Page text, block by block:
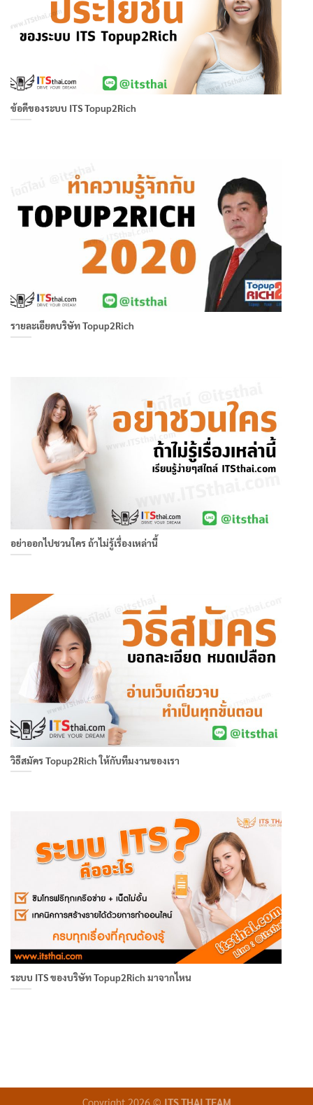
ข้อดีของระบบ ITS Topup2Rich
รายละเอียดบริษัท Topup2Rich
อย่าออกไปชวนใคร ถ้าไม่รู้เรื่องเหล่านี้
วิธีสมัคร Topup2Rich ให้กับทีมงานของเรา
ระบบ ITS ของบริษัท Topup2Rich มาจากไหน
Copyright 2026 © ITS THAI TEAM